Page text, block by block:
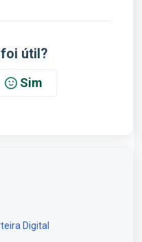
útil?
Sim
Digital